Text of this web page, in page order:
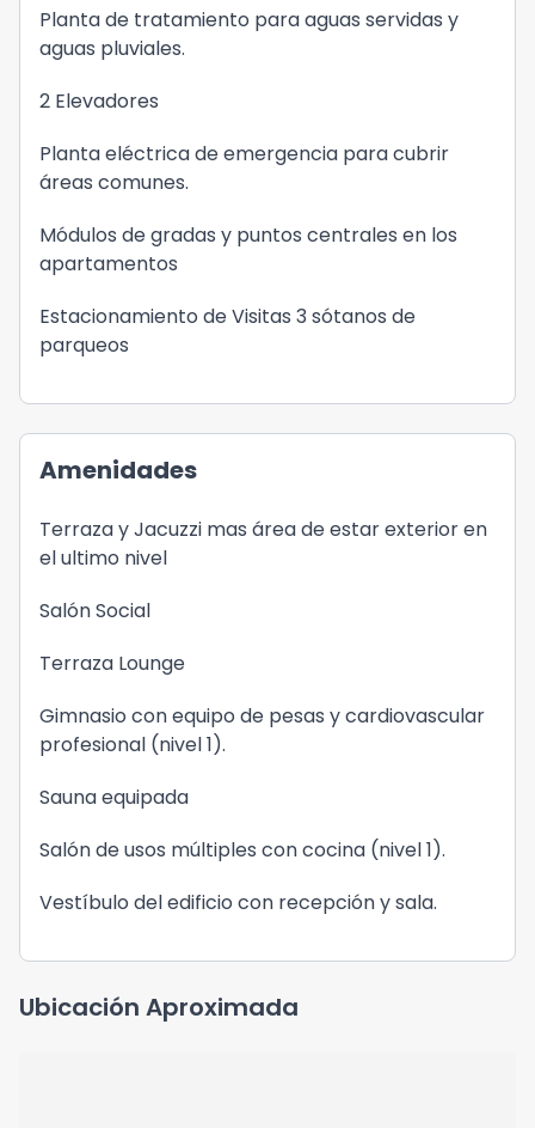
Planta de tratamiento para aguas servidas y
aguas pluviales.
2 Elevadores
Planta eléctrica de emergencia para cubrir
áreas comunes.
Módulos de gradas y puntos centrales en los
apartamentos
Estacionamiento de Visitas 3 sótanos de
parqueos
Amenidades
Terraza y Jacuzzi mas área de estar exterior en
el ultimo nivel
Salón Social
Terraza Lounge
Gimnasio con equipo de pesas y cardiovascular
profesional (nivel 1).
Sauna equipada
Salón de usos múltiples con cocina (nivel 1).
Vestíbulo del edificio con recepción y sala.
Ubicación Aproximada